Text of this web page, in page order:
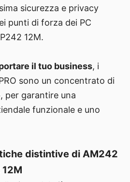
sicurezza e privacy
punti di forza dei PC
12M.
il tuo business, i
sono un concentrato di
per garantire una
funzionale e uno
distintive di AM242